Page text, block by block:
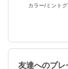
カラー/ミント